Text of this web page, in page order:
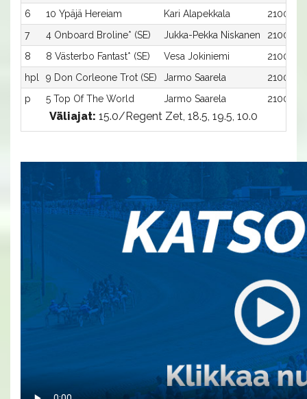
6 10 Ypäjä Hereiam Kari Alapekkala
2100:10
7
4 Onboard Broline* (SE) Jukka-Pekka Niskanen
2100:4
8
8 Västerbo Fantast* (SE) Vesa Jokiniemi
2100:8
hpl
9 Don Corleone Trot (SE) Jarmo Saarela
2100:9
p
5 Top Of The World Jarmo Saarela 2100:5
Väliajat: 15.0/Regent Zet, 18.5, 19.5, 10.0